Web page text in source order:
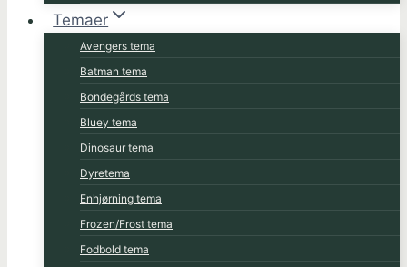
Temaer
Avengers tema
Batman tema
Bondegårds tema
Bluey tema
Dinosaur tema
Dyretema
Enhjørning tema
Frozen/Frost tema
Fodbold tema